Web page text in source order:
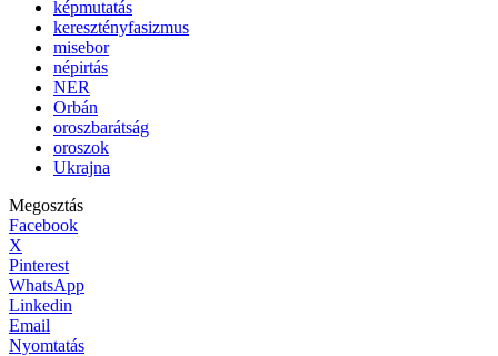
képmutatás
keresztényfasizmus
misebor
népirtás
NER
Orbán
oroszbarátság
oroszok
Ukrajna
Megosztás
Facebook
X
Pinterest
WhatsApp
Linkedin
Email
Nyomtatás